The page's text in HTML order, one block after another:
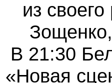
из
В 21:30
«Новая